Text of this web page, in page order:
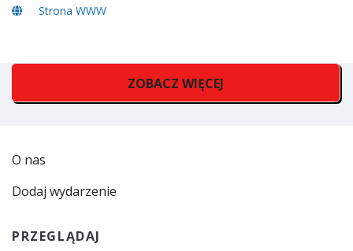
Strona WWW
ZOBACZ WIĘCEJ
O nas
Dodaj wydarzenie
PRZEGLĄDAJ